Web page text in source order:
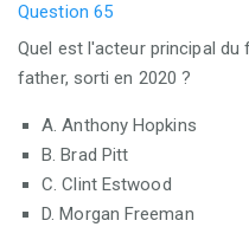
Question 65
Quel est l'acteur principal
father, sorti en 2020 ?
A. Anthony Hopkins
B. Brad Pitt
C. Clint Estwood
D. Morgan Freeman